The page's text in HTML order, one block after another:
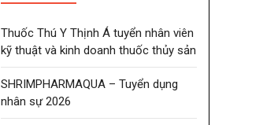
Thuốc Thú Y Thịnh Á tuyển nhân viên
kỹ thuật và kinh doanh thuốc thủy sản
SHRIMPHARMAQUA – Tuyển dụng
nhân sự 2026